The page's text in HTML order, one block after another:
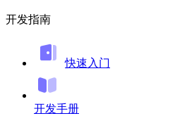
开发指南
快速入门
开发手册